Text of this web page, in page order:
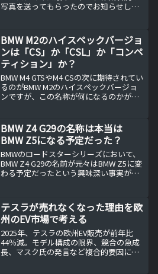
写真を送ってもらったのでお知らせしま
BMW ファンの方には「なんでサンルー...
BMW M2のハイスペックバージョ
ンは「CS」か「CSL」か「コンペ
ティション」か？
BMW M4 GTSやM4 CSの次に期待されてい
るのがBMW M2のハイスペックバージョ
ンですが、この名称が何になるのかが気
とは周知の事実ですが、その名称が何...
BMW Z4 G29の名称は本当は
BMW Z5になる予定だった？
BMWのロードスターシリーズにおいて、
BMW Z4 G29の名前が元々はBMW Z5に変
わる予定だったという興味深い事実が明
背景があったのでしょうか。ここでは、
その舞...
テスラが売れなくなった理由を欧
州のEV市場で考える
2025年、テスラの欧州EV販売が前年比
44％減。モデル構成の限界、競合の急成
長、マスク氏の発言など複合的要因によ